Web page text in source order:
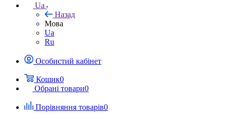
Ua
Назад
Мова
Ua
Ru
Особистий кабінет
Кошик0
Обрані товари0
Порівняння товарів0